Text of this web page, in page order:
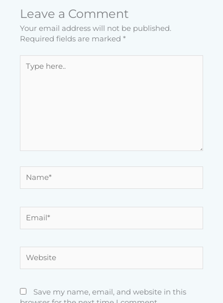
Leave a Comment
Your email address will not be published.
Required fields are marked *
here..
Save my name, email, and website in this